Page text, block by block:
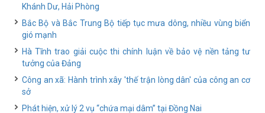
Khánh Dư, Hải Phòng
Bắc Bộ và Bắc Trung Bộ tiếp tục mưa dông, nhiều vùng biển
gió mạnh
Hà Tĩnh trao giải cuộc thi chính luận về bảo vệ nền tảng tư
tưởng của Đảng
Công an xã: Hành trình xây 'thế trận lòng dân' của công an cơ
sở
Phát hiện, xử lý 2 vụ “chứa mại dâm” tại Đồng Nai